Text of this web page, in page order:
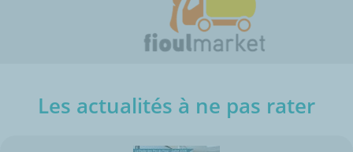
Les actualités à ne pas rater